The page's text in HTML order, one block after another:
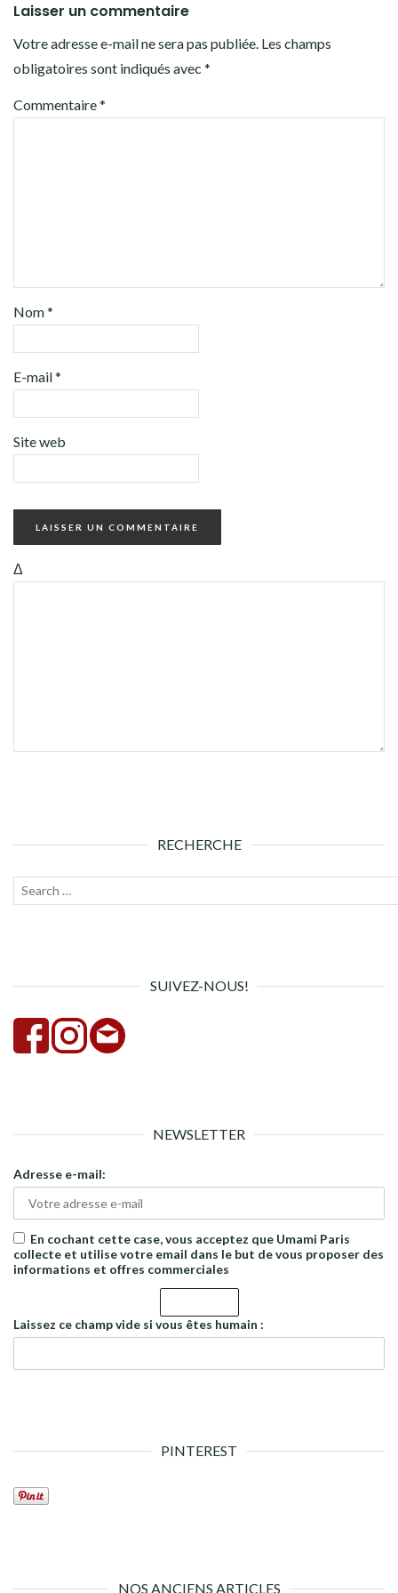
Laisser un commentaire
Votre adresse e-mail ne sera pas publiée. Les champs
obligatoires sont indiqués avec *
Commentaire*
Nom*
E-mail*
Site web
Δ
RECHERCHE
Recherche
SUIVEZ-NOUS!
NEWSLETTER
Adresse e-mail:
En cochant cette case, vous acceptez que Umami Paris
collecte et utilise votre email dans le but de vous proposer des
informations et offres commerciales
Laissez ce champ vide si vous êtes humain :
PINTEREST
NOS ANCIENS ARTICLES